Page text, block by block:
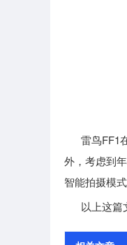
雷鸟FF1在
外，考虑到
智能拍摄模式
以上这篇